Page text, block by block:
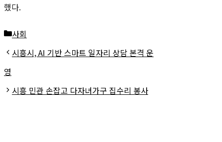
했다.
카
테
리
사회
시흥시, AI 기반 스마트 일자리 상담 본격 운
영
시흥 민관 손잡고 다자녀가구 집수리 봉사